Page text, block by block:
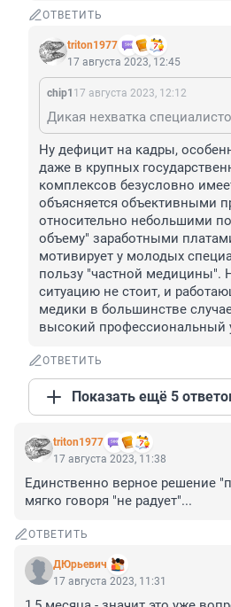
ОТВЕТИТЬ
triton1977
17 августа 2023, 12:45
chip1 17 августа 2023, 12:12
Ну дефицит на кадры,
даже в крупных
комплексов безусловно
объясняется объективными
относительно небольшими
объему" заработными
мотивирует у молодых
пользу "частной медицины".
ситуацию не стоит, и
медики в большинстве
высокий профессиональный
ОТВЕТИТЬ
Показать ещё 5
triton1977
17 августа 2023, 11:38
Единственно верное решение
мягко говоря "не радует"...
ОТВЕТИТЬ
ДЮрьевич
17 августа 2023, 11:31